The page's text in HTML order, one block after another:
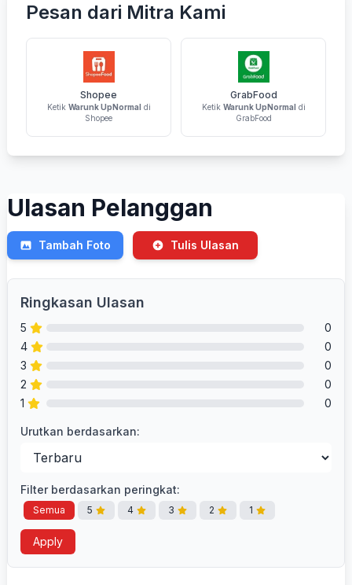
Pesan dari Mitra Kami
Shopee
Ketik Warunk UpNormal di
Shopee
GrabFood
Ketik Warunk UpNormal di
GrabFood
Ulasan Pelanggan
Tambah Foto Tulis Ulasan
Ringkasan Ulasan
5
0
4
0
3
0
2
0
1
0
Urutkan berdasarkan:
Filter berdasarkan peringkat:
Semua 5 4 3 2 1
Apply